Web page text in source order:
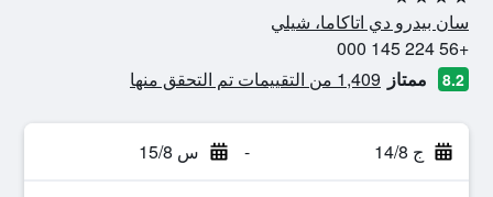
4 نجوم
سان بيدرو دي اتاكاما، شيلي
+56 224 145 000
8.2 ممتاز 1,409 من التقييمات تم التحقق منها
ج 14/8 - س 15/8